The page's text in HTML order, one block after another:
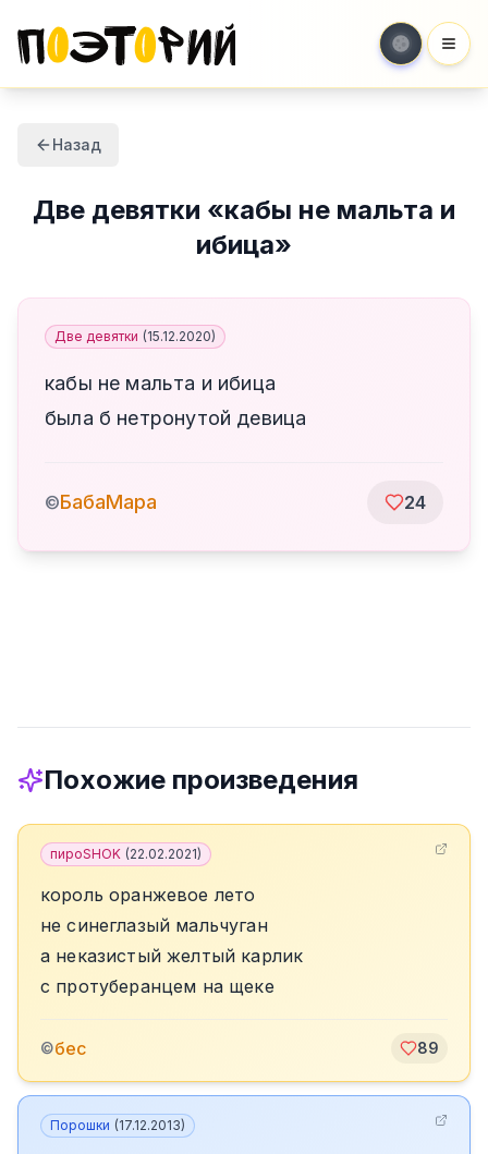
Назад
Две девятки «кабы не мальта и
ибица»
Две девятки (15.12.2020)
кабы не мальта и ибица
была б нетронутой девица
©БабаМара 24
Похожие произведения
пироSHOK (22.02.2021)
король оранжевое лето
не синеглазый мальчуган
а неказистый желтый карлик
с протуберанцем на щеке
©бес 89
Порошки (17.12.2013)